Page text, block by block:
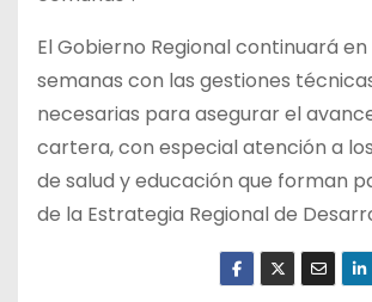
El Gobierno Regional continuará
semanas con las gestiones
necesarias para asegurar el
cartera, con especial atención a
de salud y educación que forman
de la Estrategia Regional de